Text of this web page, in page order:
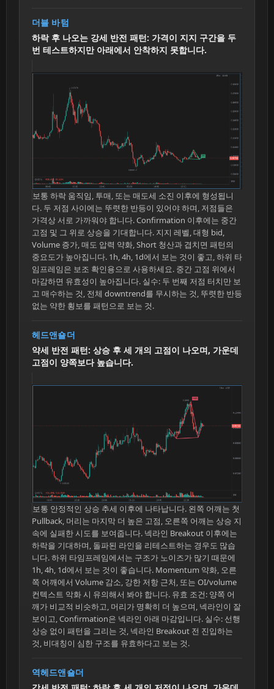
더블 바텀
하락 후 나오는 강세 반전 패턴: 가격이 지지 구간을 두
번 테스트하지만 아래에서 안착하지 못합니다.
보통 하락 움직임, 투매, 또는 매도세 소진 이후에 형성됩니
다. 두 저점 사이에는 뚜렷한 반등이 있어야 하며, 저점들은
가격상 서로 가까워야 합니다. Confirmation 이후에는 중간
고점 및 그 위로 상승을 기대합니다. 지지 레벨, 대형 bid,
Volume 증가, 매도 압력 약화, Short 청산과 겹치면 패턴의
중요도가 높아집니다. 1h, 4h, 1d에서 보는 것이 좋고, 하위 타
임프레임은 보조 확인용으로 사용하세요. 중간 고점 위에서
마감하면 유효성이 높아집니다. 실수: 두 번째 저점 터치만 보
고 매수하는 것, 전체 downtrend를 무시하는 것, 뚜렷한 반등
없는 약한 횡보를 패턴으로 보는 것.
헤드앤숄더
약세 반전 패턴: 상승 후 세 개의 고점이 나오며, 가운데
고점이 양쪽보다 높습니다.
보통 안정적인 상승 추세 이후에 나타납니다. 왼쪽 어깨는 첫
Pullback, 머리는 마지막 더 높은 고점, 오른쪽 어깨는 상승 지
속에 실패한 시도를 보여줍니다. 넥라인 Breakout 이후에는
하락을 기대하며, 돌파된 라인을 리테스트하는 경우도 많습
니다. 하위 타임프레임에서는 구조가 노이즈가 많기 때문에
1h, 4h, 1d에서 보는 것이 좋습니다. Momentum 약화, 오른
쪽 어깨에서 Volume 감소, 강한 저항 근처, 또는 OI/volume
컨텍스트 악화 시 유의해서 봐야 합니다. 유효 조건: 양쪽 어
깨가 비교적 비슷하고, 머리가 명확히 더 높으며, 넥라인이 잘
보이고, Confirmation은 넥라인 아래 마감입니다. 실수: 선행
상승 없이 패턴을 그리는 것, 넥라인 Breakout 전 진입하는
것, 비대칭이 심한 구조를 유효하다고 보는 것.
역헤드앤숄더